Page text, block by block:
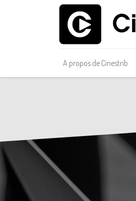
A propos de Cinestrib